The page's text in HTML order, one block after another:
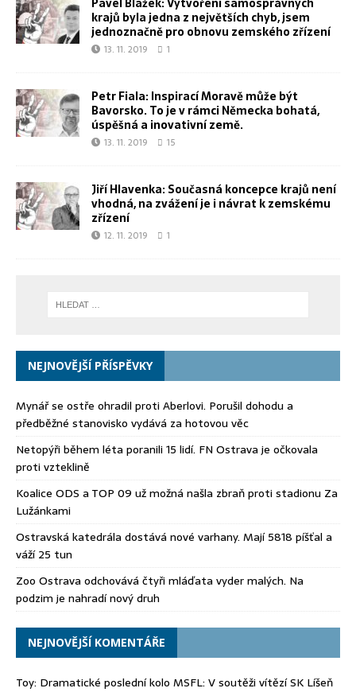
krajů byla jedna z největších chyb, jsem
jednoznačně pro obnovu zemského zřízení
13. 11. 2019 1
Petr Fiala: Inspirací Moravě může být
Bavorsko. To je v rámci Německa bohatá,
úspěšná a inovativní země.
13. 11. 2019 15
Jiří Hlavenka: Současná koncepce krajů není
vhodná, na zvážení je i návrat k zemskému
zřízení
12. 11. 2019 1
NEJNOVĚJŠÍ PŘÍSPĚVKY
Mynář se ostře ohradil proti Aberlovi. Porušil dohodu a
předběžné stanovisko vydává za hotovou věc
Netopýři během léta poranili 15 lidí. FN Ostrava je očkovala
proti vzteklině
Koalice ODS a TOP 09 už možná našla zbraň proti stadionu Za
Lužánkami
Ostravská katedrála dostává nové varhany. Mají 5818 píšťal a
váží 25 tun
Zoo Ostrava odchovává čtyři mláďata vyder malých. Na
podzim je nahradí nový druh
NEJNOVĚJŠÍ KOMENTÁŘE
Toy: Dramatické poslední kolo MSFL: V soutěži vítězí SK Líšeň